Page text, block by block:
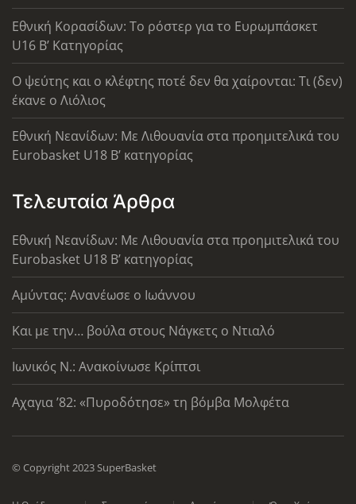
Εθνική Κορασίδων: Το ρόστερ για το Ευρωμπάσκετ
U16 B’ Κατηγορίας
Ο ψεύτης και ο κλέφτης ποτέ δεν θα χαίρονται: Τι (δεν)
έκανε ο Λιόλιος
Εθνική Νεανίδων: Με Λιθουανία στα προημιτελικά του
Eurobasket U18 Β’ κατηγορίας
Τελευταία Άρθρα
Εθνική Νεανίδων: Με Λιθουανία στα προημιτελικά του
Eurobasket U18 Β’ κατηγορίας
Αμύντας: Ανανέωσε ο Ιωάννου
Και με την… βούλα στους Νάγκετς ο Ντιαλό
Ιωνικός Ν.: Ανακοίνωσε Κρίπτσι
Αχαγια ’82: «Πυροδότησε» τη βόμβα Μολφέτα
© Copyright 2023 SuperBasket